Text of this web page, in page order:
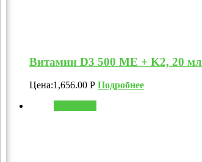
Витамин D3 500 МЕ + K2, 20 мл
Цена:1,656.00 Р Подробнее